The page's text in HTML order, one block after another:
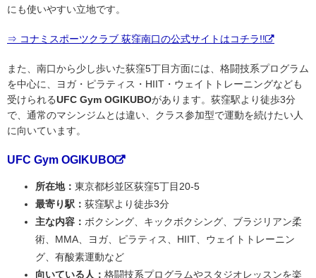
にも使いやすい立地です。
⇒ コナミスポーツクラブ 荻窪南口の公式サイトはコチラ!!
また、南口から少し歩いた荻窪5丁目方面には、格闘技系プログラム
を中心に、ヨガ・ピラティス・HIIT・ウェイトトレーニングなども
受けられるUFC Gym OGIKUBOがあります。荻窪駅より徒歩3分
で、通常のマシンジムとは違い、クラス参加型で運動を続けたい人
に向いています。
UFC Gym OGIKUBO
所在地： 東京都杉並区荻窪5丁目20-5
最寄り駅： 荻窪駅より徒歩3分
主な内容： ボクシング、キックボクシング、ブラジリアン柔
術、MMA、ヨガ、ピラティス、HIIT、ウェイトトレーニン
グ、有酸素運動など
向いている人： 格闘技系プログラムやスタジオレッスンを楽